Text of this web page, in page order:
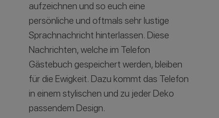
aufzeichnen und so euch eine
persönliche und oftmals sehr lustige
Sprachnachricht hinterlassen. Diese
Nachrichten, welche im Telefon
Gästebuch gespeichert werden, bleiben
für die Ewigkeit. Dazu kommt das Telefon
in einem stylischen und zu jeder Deko
passendem Design.